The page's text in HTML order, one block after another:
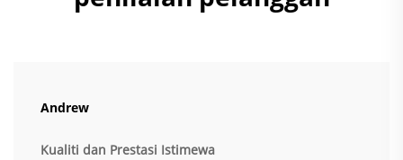
Andrew
Kualiti dan Prestasi Istimewa